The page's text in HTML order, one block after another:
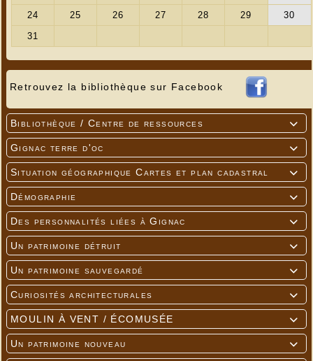
Retrouvez la bibliothèque sur Facebook

Bibliothèque / Centre de ressources

Gignac terre d'oc

Situation géographique Cartes et plan cadastral

Démographie

Des personnalités liées à Gignac

Un patrimoine détruit

Un patrimoine sauvegardé

Curiosités architecturales

MOULIN À VENT / ÉCOMUSÉE

Un patrimoine nouveau